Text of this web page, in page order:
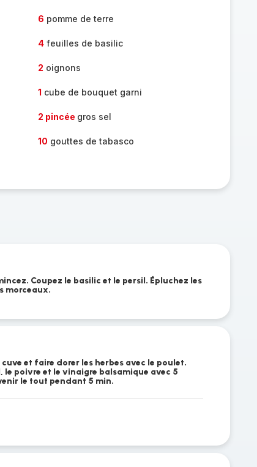
6 pomme de terre
4feuilles de basilic
2 oignons
1 cube de bouquet garni
2 pincée gros sel
10 gouttes de tabasco
Coupez le basilic et le persil. Épluchez les
morceaux.
et faire dorer les herbes avec le poulet.
le poivre et le vinaigre balsamique avec 5
le tout pendant 5 min.